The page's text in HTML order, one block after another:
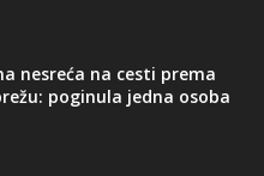
nesreća na cesti prema
poginula jedna osoba